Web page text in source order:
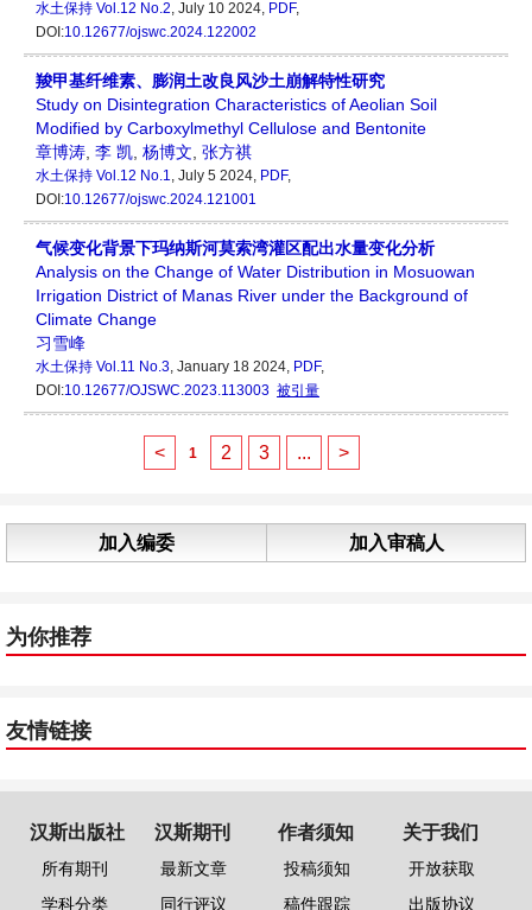
水土保持 Vol.12 No.2, July 10 2024, PDF,
DOI:10.12677/ojswc.2024.122002
羧甲基纤维素、膨润土改良风沙土崩解特性研究
Study on Disintegration Characteristics of Aeolian Soil
Modified by Carboxylmethyl Cellulose and Bentonite
章博涛 李 凯 杨博文 张方祺
水土保持 Vol.12 No.1, July 5 2024, PDF,
DOI:10.12677/ojswc.2024.121001
气候变化背景下玛纳斯河莫索湾灌区配出水量变化分析
Analysis on the Change of Water Distribution in Mosuowan
Irrigation District of Manas River under the Background of
Climate Change
习雪峰
水土保持 Vol.11 No.3, January 18 2024, PDF,
DOI:10.12677/OJSWC.2023.113003 被引量
< 1 2 3 ... >
加入编委 加入审稿人
为你推荐
友情链接
汉斯出版社
所有期刊
学科分类
汉斯期刊
最新文章
同行评议
作者须知
投稿须知
稿件跟踪
关于我们
开放获取
出版协议